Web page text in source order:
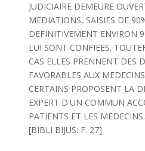
JUDICIAIRE DEMEURE
MEDIATIONS, SAISIES DE
DEFINITIVEMENT ENVIRON
LUI SONT CONFIEES.
CAS ELLES PRENNENT DES
FAVORABLES AUX
CERTAINS PROPOSENT LA
EXPERT D'UN COMMUN
PATIENTS ET LES MEDECINS.
[BIBLI BIJUS: F. 27]